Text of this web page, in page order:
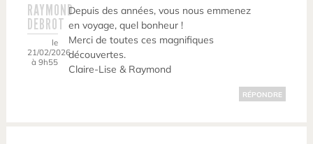
RAYMOND
DEBROT
le
21/02/2026
à 9h55
Depuis des années, vous nous emmenez
en voyage, quel bonheur !
Merci de toutes ces magnifiques
découvertes.
Claire-Lise & Raymond
RÉPONDRE